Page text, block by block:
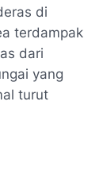
di
terdampak
dari
yang
turut